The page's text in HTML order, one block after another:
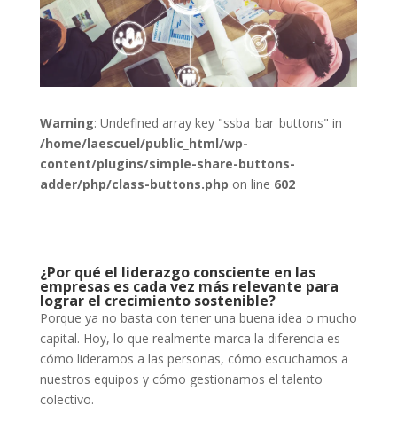
Warning: Undefined array key "ssba_bar_buttons" in
/home/laescuel/public_html/wp-
content/plugins/simple-share-buttons-
adder/php/class-buttons.php on line 602
¿Por qué el liderazgo consciente en las
empresas es cada vez más relevante para
lograr el crecimiento sostenible?
Porque ya no basta con tener una buena idea o mucho
capital. Hoy, lo que realmente marca la diferencia es
cómo lideramos a las personas, cómo escuchamos a
nuestros equipos y cómo gestionamos el talento
colectivo.